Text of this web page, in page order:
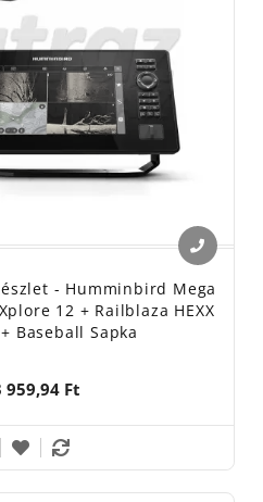
- Humminbird Mega
12 + Railblaza HEXX
Baseball Sapka
959,94 Ft